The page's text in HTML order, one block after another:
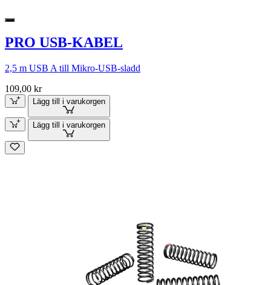
PRO USB-KABEL
2,5 m USB A till Mikro-USB-sladd
109,00 kr
Lägg till i varukorgen
Lägg till i varukorgen